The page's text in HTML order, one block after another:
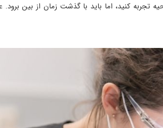
کنید، اما باید با گذشت زمان از بین برود.